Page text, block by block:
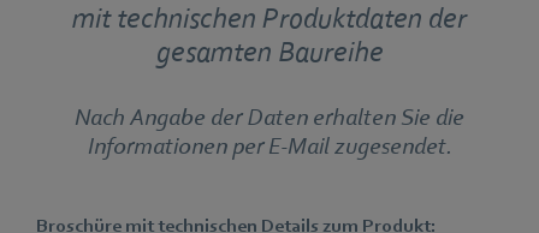
mit technischen Produktdaten der
gesamten Baureihe
Nach Angabe der Daten erhalten Sie die
Informationen per E-Mail zugesendet.
Broschüre mit technischen Details zum Produkt: